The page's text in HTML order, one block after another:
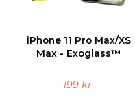
iPhone 11 Pro Max/XS
Max - Exoglass™
199 kr